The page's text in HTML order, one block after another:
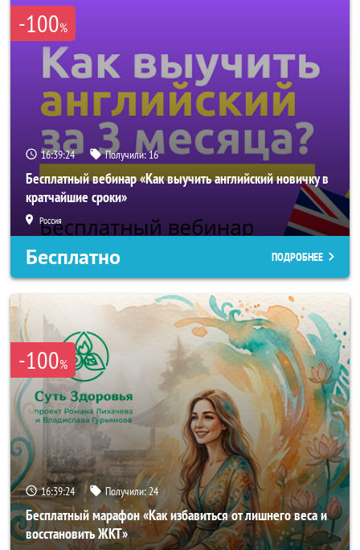
-100%
16:39:21 Получили:16
Бесплатный вебинар «Как выучить английский новичку в
кратчайшие сроки»
Россия
Бесплатно ПОДРОБНЕЕ
-100%
16:39:21 Получили:24
Бесплатный марафон «Как избавиться от лишнего веса и
восстановить ЖКТ»